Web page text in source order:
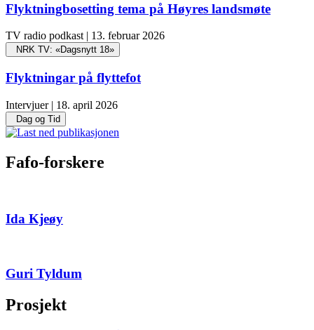
Flyktningbosetting tema på Høyres landsmøte
TV radio podkast | 13. februar 2026
NRK TV: «Dagsnytt 18»
Flyktningar på flyttefot
Intervjuer | 18. april 2026
Dag og Tid
Fafo-forskere
Ida Kjeøy
Guri Tyldum
Prosjekt